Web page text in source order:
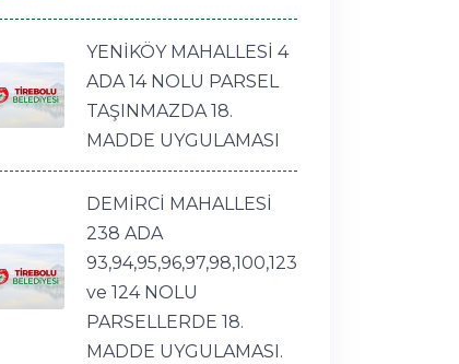
YENİKÖY MAHALLESİ 4
ADA 14 NOLU PARSEL
TAŞINMAZDA 18.
MADDE UYGULAMASI
DEMİRCİ MAHALLESİ
238 ADA
93,94,95,96,97,98,100,123
ve 124 NOLU
PARSELLERDE 18.
MADDE UYGULAMASI.